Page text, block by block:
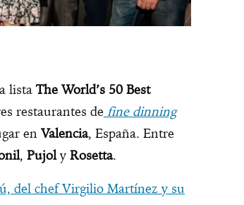
listaThe World’s 50 Best
restaurantes de fine dinning
en Valencia, España. Entre
, Pujoly Rosetta.
del chef Virgilio Martínez y su